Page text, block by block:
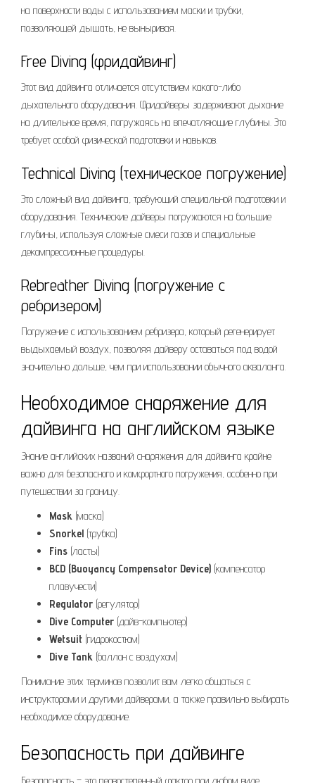
на поверхности воды с использованием маски и трубки,
позволяющей дышать, не выныривая.
Free Diving (фридайвинг)
Этот вид дайвинга отличается отсутствием какого-либо
дыхательного оборудования. Фридайверы задерживают дыхание
на длительное время, погружаясь на впечатляющие глубины. Это
требует особой физической подготовки и навыков.
Technical Diving (техническое погружение)
Это сложный вид дайвинга, требующий специальной подготовки и
оборудования. Технические дайверы погружаются на большие
глубины, используя сложные смеси газов и специальные
декомпрессионные процедуры.
Rebreather Diving (погружение с
ребризером)
Погружение с использованием ребризера, который регенерирует
выдыхаемый воздух, позволяя дайверу оставаться под водой
значительно дольше, чем при использовании обычного акваланга.
Необходимое снаряжение для
дайвинга на английском языке
Знание английских названий снаряжения для дайвинга крайне
важно для безопасного и комфортного погружения, особенно при
путешествии за границу.
Mask (маска)
Snorkel (трубка)
Fins (ласты)
BCD (Buoyancy Compensator Device) (компенсатор
плавучести)
Regulator (регулятор)
Dive Computer (дайв-компьютер)
Wetsuit (гидрокостюм)
Dive Tank (баллон с воздухом)
Понимание этих терминов позволит вам легко общаться с
инструкторами и другими дайверами, а также правильно выбирать
необходимое оборудование.
Безопасность при дайвинге